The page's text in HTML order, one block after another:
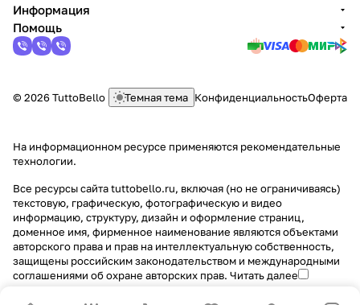
Информация
Помощь
© 2026 TuttoBello Темная тема КонфиденциальностьОферта
На информационном ресурсе применяются рекомендательные
технологии.
Все ресурсы сайта tuttobello.ru, включая (но не ограничиваясь)
текстовую, графическую, фотографическую и видео
информацию, структуру, дизайн и оформление страниц,
доменное имя, фирменное наименование являются объектами
авторского права и прав на интеллектуальную собственность,
защищены российским законодательством и международными
соглашениями об охране авторских прав. Читать далее